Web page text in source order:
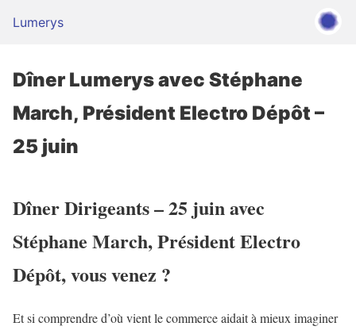
Lumerys
Dîner Lumerys avec Stéphane
March, Président Electro Dépôt –
25 juin
Dîner Dirigeants – 25 juin avec
Stéphane March, Président Electro
Dépôt, vous venez ?
Et si comprendre d’où vient le commerce aidait à mieux imaginer